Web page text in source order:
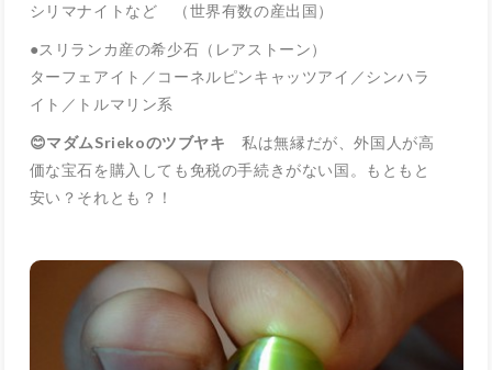
シリマナイトなど （世界有数の産出国）
●スリランカ産の希少石（レアストーン）
ターフェアイト／コーネルピンキャッツアイ／シンハラ
イト／トルマリン系
😊マダムSriekoのツブヤキ 私は無縁だが、外国人が高
価な宝石を購入しても免税の手続きがない国。もともと
安い？それとも？！